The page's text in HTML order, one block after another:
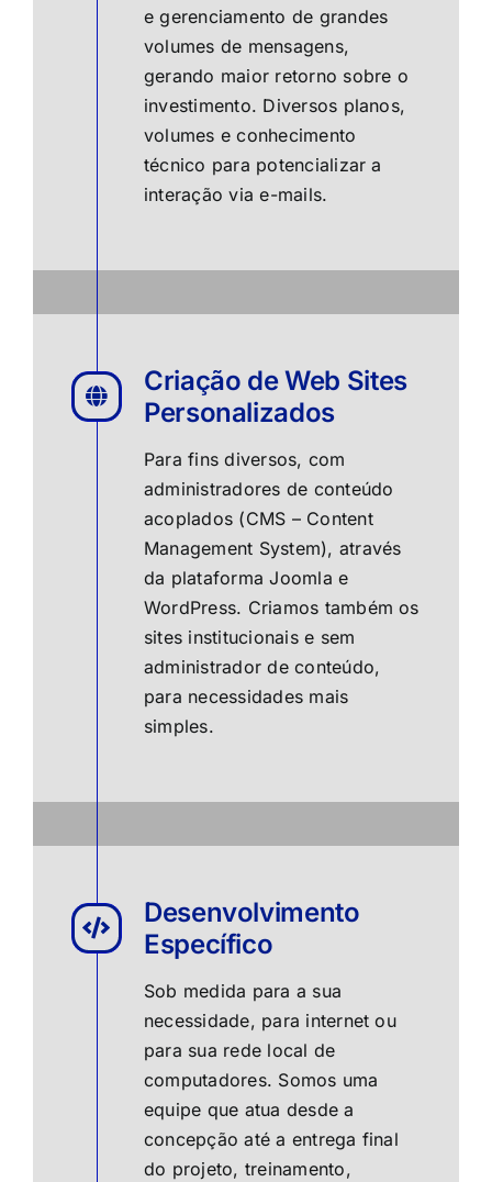
e gerenciamento de grandes
volumes de mensagens,
gerando maior retorno sobre o
investimento. Diversos planos,
volumes e conhecimento
técnico para potencializar a
interação via e-mails.
Criação de Web Sites
Personalizados
Para fins diversos, com
administradores de conteúdo
acoplados (CMS – Content
Management System), através
da plataforma Joomla e
WordPress. Criamos também os
sites institucionais e sem
administrador de conteúdo,
para necessidades mais
simples.
Desenvolvimento
Específico
Sob medida para a sua
necessidade, para internet ou
para sua rede local de
computadores. Somos uma
equipe que atua desde a
concepção até a entrega final
do projeto, treinamento,